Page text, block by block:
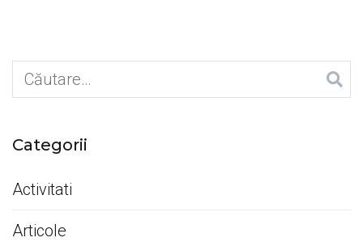
Caută
după:
Categorii
Activitati
Articole